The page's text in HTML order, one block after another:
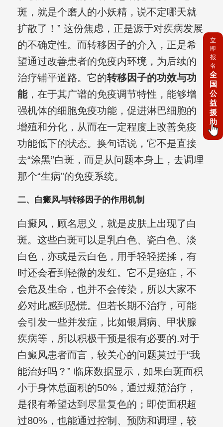
斑，就是个磨人的小妖精，说不定哪天就
扩散了！” 这份焦虑，正是源于对疾病发展
的不确定性。而转移因子的介入，正是希
望通过改善患者的免疫内环境，为后续的
治疗铺平道路。它的转移因子的功效与功
能，在于其广谱的免疫调节特性，能够增
强机体的细胞免疫功能，促进淋巴细胞的
增殖和分化，从而在一定程度上改善免疫
功能低下的状态。换句话说，它不是直接
去“涂黑”白斑，而是从问题本身上，去调理
那个“生病”的免疫系统。
二、白癜风与转移因子的作用机制
白癜风，顾名思义，就是皮肤上出现了白
斑。这些白斑可以是乳白色、瓷白色、淡
白色，亦或是云白色，用手轻轻搓揉，有
时还会看到轻微的发红。它不是癌症，不
会危及生命，也并不会传染，所以大家不
必对此感到恐慌。但若长期不治疗，可能
会引发一些并发症，比如银屑病、甲状腺
疾病等，所以积极干预是很有必要的.对于
白癜风患者而言，较关心的问题莫过于“我
能治好吗？” 临床数据显示，如果白斑面积
小于身体总面积的50%，通过规范治疗，
是很有希望达到尽量复色的；即使面积超
过80%，也能通过控制、预防和调理，较
立
即
报
名
全
国
公
益
援
助